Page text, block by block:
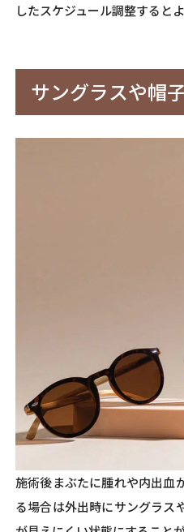
したスケジュール調整すると
サングラスや帽
施術後まぶたに腫れや内出血
る場合は外出時にサングラス